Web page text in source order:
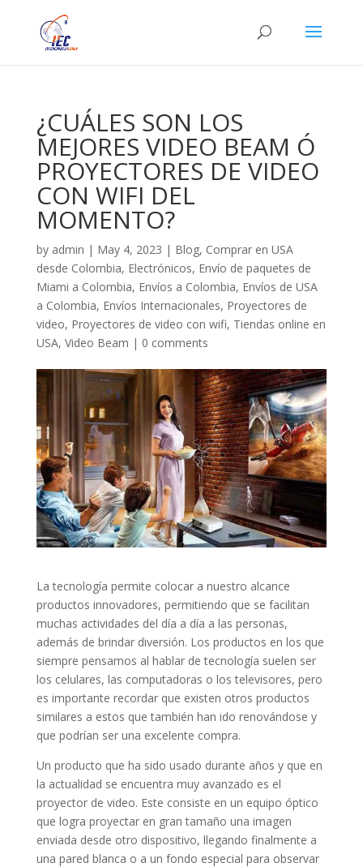
¿CUÁLES SON LOS
MEJORES VIDEO BEAM Ó
PROYECTORES DE VIDEO
CON WIFI DEL
MOMENTO?
by admin | May 4, 2023 | Blog, Comprar en USA
desde Colombia, Electrónicos, Envío de paquetes de
Miami a Colombia, Envíos a Colombia, Envíos de USA
a Colombia, Envíos Internacionales, Proyectores de
video, Proyectores de video con wifi, Tiendas online en
USA, Video Beam | 0 comments
La tecnología permite colocar a nuestro alcance
productos innovadores, permitiendo que se facilitan
muchas actividades del día a día a las personas,
además de brindar diversión. Los productos en los que
siempre pensamos al hablar de tecnología suelen ser
los celulares, las computadoras o los televisores, pero
es importante recordar que existen otros productos
similares a estos que también han ido renovándose y
que podrían ser una excelente compra.
Un producto que ha sido usado durante años y que en
la actualidad se encuentra muy avanzado es el
proyector de video. Este consiste en un equipo óptico
que logra proyectar en gran tamaño una imagen
enviada desde otro dispositivo, llegando finalmente a
una pared blanca o a un fondo especial para observar